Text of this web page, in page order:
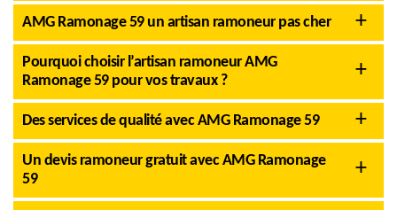
AMG Ramonage 59 un artisan ramoneur pas cher
Pourquoi choisir l’artisan ramoneur AMG
Ramonage 59 pour vos travaux ?
Des services de qualité avec AMG Ramonage 59
Un devis ramoneur gratuit avec AMG Ramonage
59